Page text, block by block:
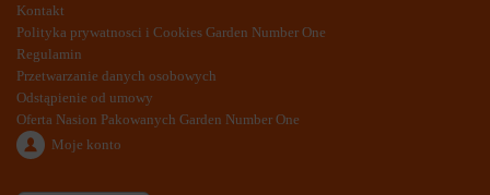
Kontakt
Polityka prywatnosci i Cookies Garden Number One
Regulamin
Przetwarzanie danych osobowych
Odstąpienie od umowy
Oferta Nasion Pakowanych Garden Number One
Moje konto